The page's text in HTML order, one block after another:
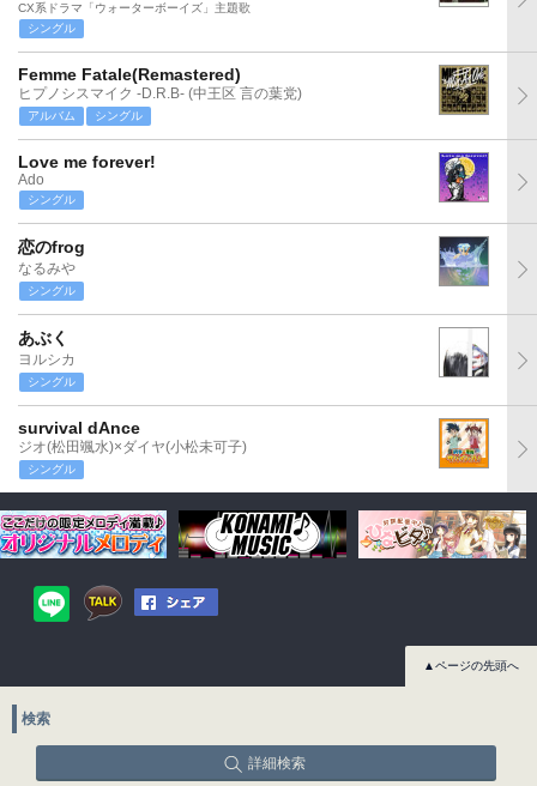
CX系ドラマ「ウォーターボーイズ」主題歌
シングル
Femme Fatale(Remastered)
ヒプノシスマイク -D.R.B- (中王区 言の葉党)
アルバム シングル
Love me forever!
Ado
シングル
恋のfrog
なるみや
シングル
あぶく
ヨルシカ
シングル
survival dAnce
ジオ(松田颯水)×ダイヤ(小松未可子)
シングル
▲ページの先頭へ
検索
詳細検索